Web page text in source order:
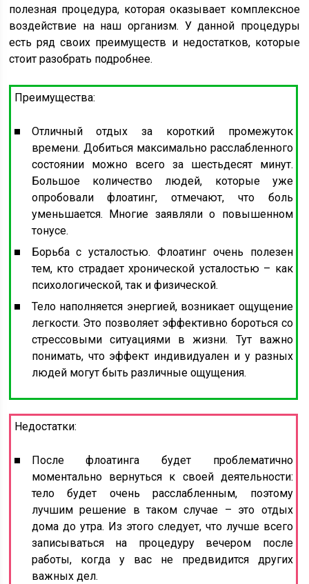
полезная процедура, которая оказывает комплексное
воздействие на наш организм. У данной процедуры
есть ряд своих преимуществ и недостатков, которые
стоит разобрать подробнее.
Преимущества:
Отличный отдых за короткий промежуток
времени. Добиться максимально расслабленного
состоянии можно всего за шестьдесят минут.
Большое количество людей, которые уже
опробовали флоатинг, отмечают, что боль
уменьшается. Многие заявляли о повышенном
тонусе.
Борьба с усталостью. Флоатинг очень полезен
тем, кто страдает хронической усталостью – как
психологической, так и физической.
Тело наполняется энергией, возникает ощущение
легкости. Это позволяет эффективно бороться со
стрессовыми ситуациями в жизни. Тут важно
понимать, что эффект индивидуален и у разных
людей могут быть различные ощущения.
Недостатки:
После флоатинга будет проблематично
моментально вернуться к своей деятельности:
тело будет очень расслабленным, поэтому
лучшим решение в таком случае – это отдых
дома до утра. Из этого следует, что лучше всего
записываться на процедуру вечером после
работы, когда у вас не предвидится других
важных дел.